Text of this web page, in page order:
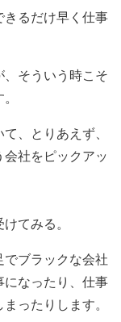
るだけ早く仕事
そういう時こそ
、とりあえず、
社をピックアッ
てみる。
ブラックな会社
なったり、仕事
ったりします。